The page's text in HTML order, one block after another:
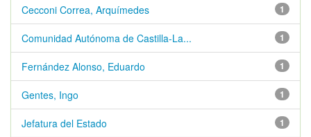
1
Cecconi Correa, Arquímedes
1
Comunidad Autónoma de Castilla-La...
1
Fernández Alonso, Eduardo
1
Gentes, Ingo
1
Jefatura del Estado